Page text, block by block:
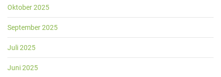
Oktober 2025
September 2025
Juli 2025
Juni 2025